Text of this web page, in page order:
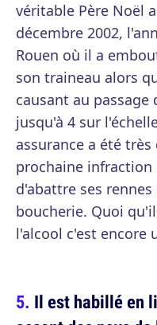
véritable Père Noël
décembre 2002,
Rouen où il a
son traineau alors
causant au
jusqu'à 4 sur
assurance a été
prochaine
d'abattre ses
boucherie. Quoi
l'alcool c'est encore
Il est habillé en